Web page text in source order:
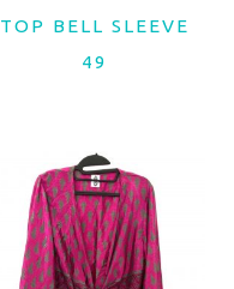
LER MAIS
TOP BELL SLEEVE
49